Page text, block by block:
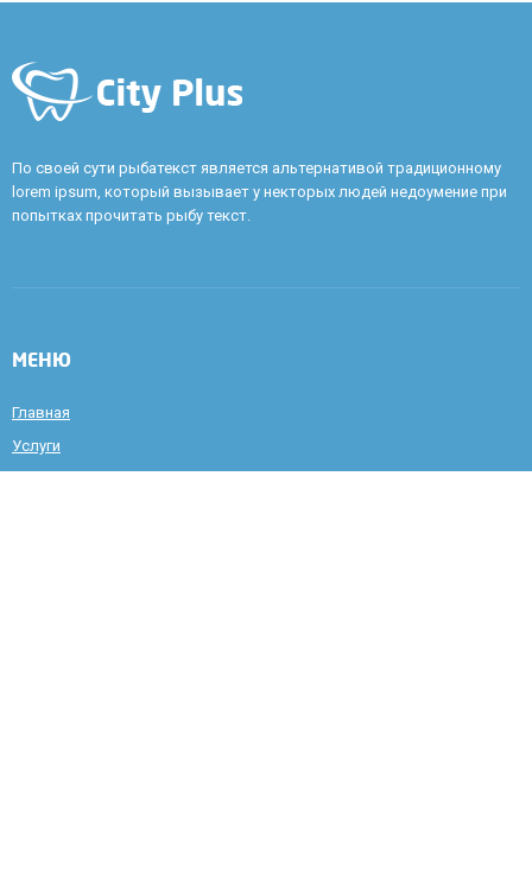
По своей сути рыбатекст является альтернативой традиционному
lorem ipsum, который вызывает у некторых людей недоумение при
попытках прочитать рыбу текст.
МЕНЮ
Главная
Услуги